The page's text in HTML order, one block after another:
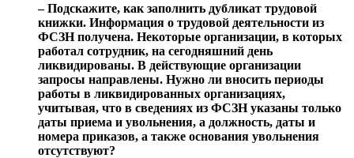
‒ Подскажите, как заполнить дубликат трудовой
книжки. Информация о трудовой деятельности из
ФСЗН получена. Некоторые организации, в которых
работал сотрудник, на сегодняшний день
ликвидированы. В действующие организации
запросы направлены. Нужно ли вносить периоды
работы в ликвидированных организациях,
учитывая, что в сведениях из ФСЗН указаны только
даты приема и увольнения, а должность, даты и
номера приказов, а также основания увольнения
отсутствуют?